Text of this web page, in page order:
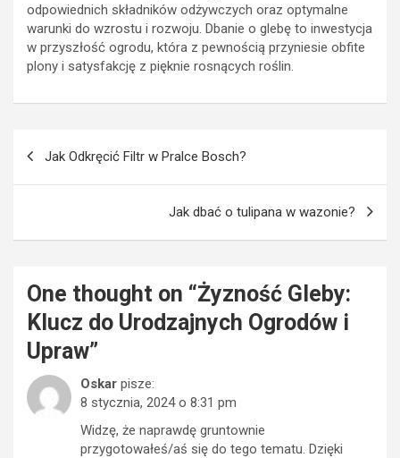
odpowiednich składników odżywczych oraz optymalne
warunki do wzrostu i rozwoju. Dbanie o glebę to inwestycja
w przyszłość ogrodu, która z pewnością przyniesie obfite
plony i satysfakcję z pięknie rosnących roślin.
Jak Odkręcić Filtr w Pralce Bosch?
Jak dbać o tulipana w wazonie?
One thought on “Żyzność Gleby:
Klucz do Urodzajnych Ogrodów i
Upraw”
Oskar pisze:
8 stycznia, 2024 o 8:31 pm
Widzę, że naprawdę gruntownie
przygotowałeś/aś się do tego tematu. Dzięki